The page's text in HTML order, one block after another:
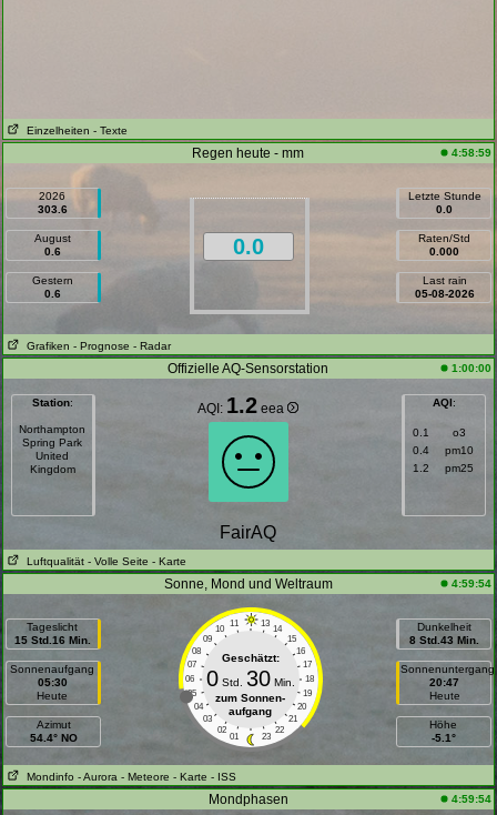
Einzelheiten - Texte
Regen heute - mm 4:58:59
2026
303.6
August
0.6
Gestern
0.6
0.0
Letzte Stunde
0.0
Raten/Std
0.000
Last rain
05-08-2026
Grafiken - Prognose - Radar
Offizielle AQ-Sensorstation 1:00:00
Station:
Northampton
Spring Park
United
Kingdom
AQI: 1.2 eea AQI:
0.1
o3
0.4
pm10
1.2
pm25
FairAQ
Luftqualität - Volle Seite - Karte
Sonne, Mond und Weltraum 4:59:54
Tageslicht
15 Std.16 Min.
Sonnenaufgang
05:30
Heute
Azimut
54.4° NO
11 13
10
14
09
15
08
16
07
17
06
18
05
19
04
20
03
21
02
22
01 23
Geschätzt:
0Std. 30Min.
zum Sonnen-
aufgang
Dunkelheit
8 Std.43 Min.
Sonnenuntergang
20:47
Heute
Höhe
-5.1°
Mondinfo - Aurora - Meteore - Karte - ISS
Mondphasen 4:59:54